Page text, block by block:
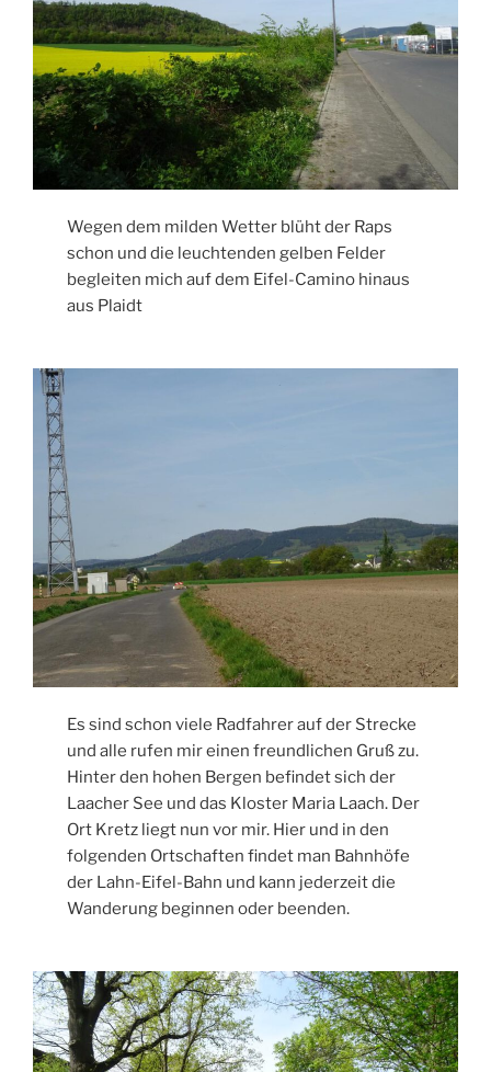
Wegen dem milden Wetter blüht der Raps
schon und die leuchtenden gelben Felder
begleiten mich auf dem Eifel-Camino hinaus
aus Plaidt
Es sind schon viele Radfahrer auf der Strecke
und alle rufen mir einen freundlichen Gruß zu.
Hinter den hohen Bergen befindet sich der
Laacher See und das Kloster Maria Laach. Der
Ort Kretz liegt nun vor mir. Hier und in den
folgenden Ortschaften findet man Bahnhöfe
der Lahn-Eifel-Bahn und kann jederzeit die
Wanderung beginnen oder beenden.